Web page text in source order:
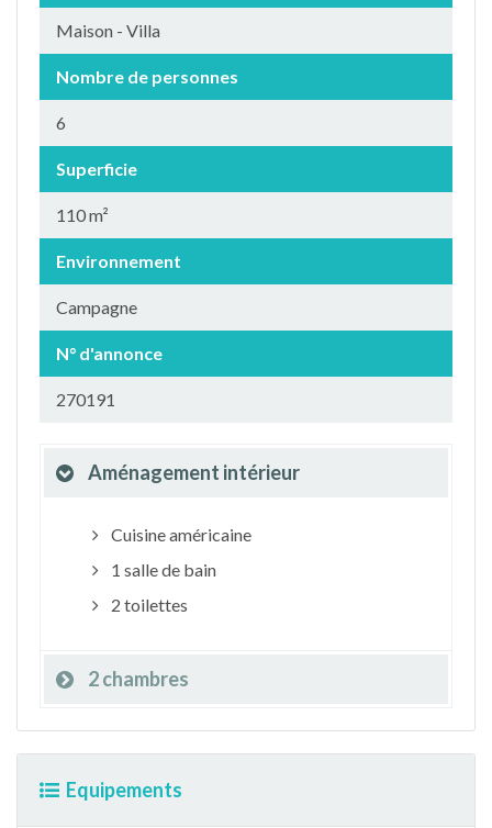
Maison - Villa
Nombre de personnes
6
Superficie
110 m²
Environnement
Campagne
N° d'annonce
270191
Aménagement intérieur
Cuisine américaine
1 salle de bain
2 toilettes
2 chambres
Equipements